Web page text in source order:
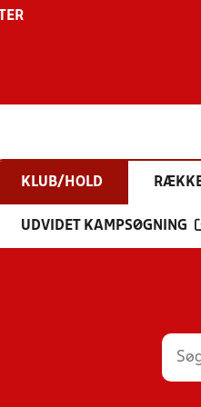
KLUB/HOLD
UDVIDET KAMPSØGNING